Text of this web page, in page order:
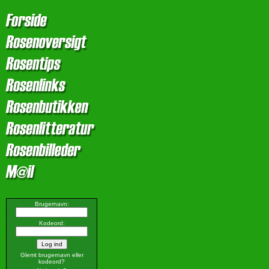
Brugernavn:
Kodeord:
Glemt brugernavn eller
kodeord?